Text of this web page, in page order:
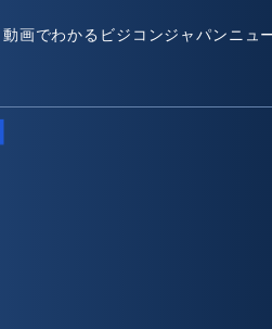
動画でわかるビジコンジャパン ニュ